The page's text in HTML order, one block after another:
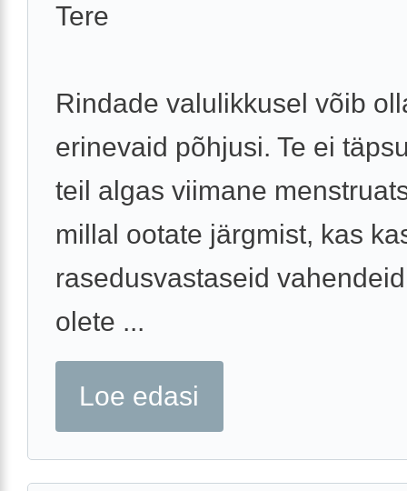
Tere
Rindade valulikkusel võib
erinevaid põhjusi. Te ei
teil algas viimane
millal ootate järgmist, kas
rasedusvastaseid
olete ...
Loe edasi